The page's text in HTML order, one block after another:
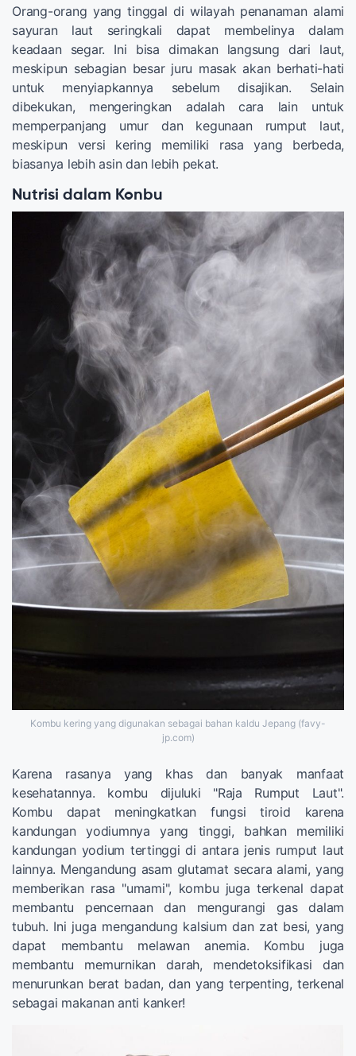
Orang-orang yang tinggal di wilayah penanaman alami
sayuran laut seringkali dapat membelinya dalam
keadaan segar. Ini bisa dimakan langsung dari laut,
meskipun sebagian besar juru masak akan berhati-hati
untuk menyiapkannya sebelum disajikan. Selain
dibekukan, mengeringkan adalah cara lain untuk
memperpanjang umur dan kegunaan rumput laut,
meskipun versi kering memiliki rasa yang berbeda,
biasanya lebih asin dan lebih pekat.
Nutrisi dalam Konbu
Kombu kering yang digunakan sebagai bahan kaldu Jepang (favy-
jp.com)
Karena rasanya yang khas dan banyak manfaat
kesehatannya. kombu dijuluki "Raja Rumput Laut".
Kombu dapat meningkatkan fungsi tiroid karena
kandungan yodiumnya yang tinggi, bahkan memiliki
kandungan yodium tertinggi di antara jenis rumput laut
lainnya. Mengandung asam glutamat secara alami, yang
memberikan rasa "umami", kombu juga terkenal dapat
membantu pencernaan dan mengurangi gas dalam
tubuh. Ini juga mengandung kalsium dan zat besi, yang
dapat membantu melawan anemia. Kombu juga
membantu memurnikan darah, mendetoksifikasi dan
menurunkan berat badan, dan yang terpenting, terkenal
sebagai makanan anti kanker!